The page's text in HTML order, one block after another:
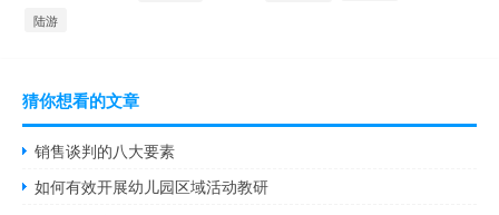
陆游
猜你想看的文章
销售谈判的八大要素
如何有效开展幼儿园区域活动教研